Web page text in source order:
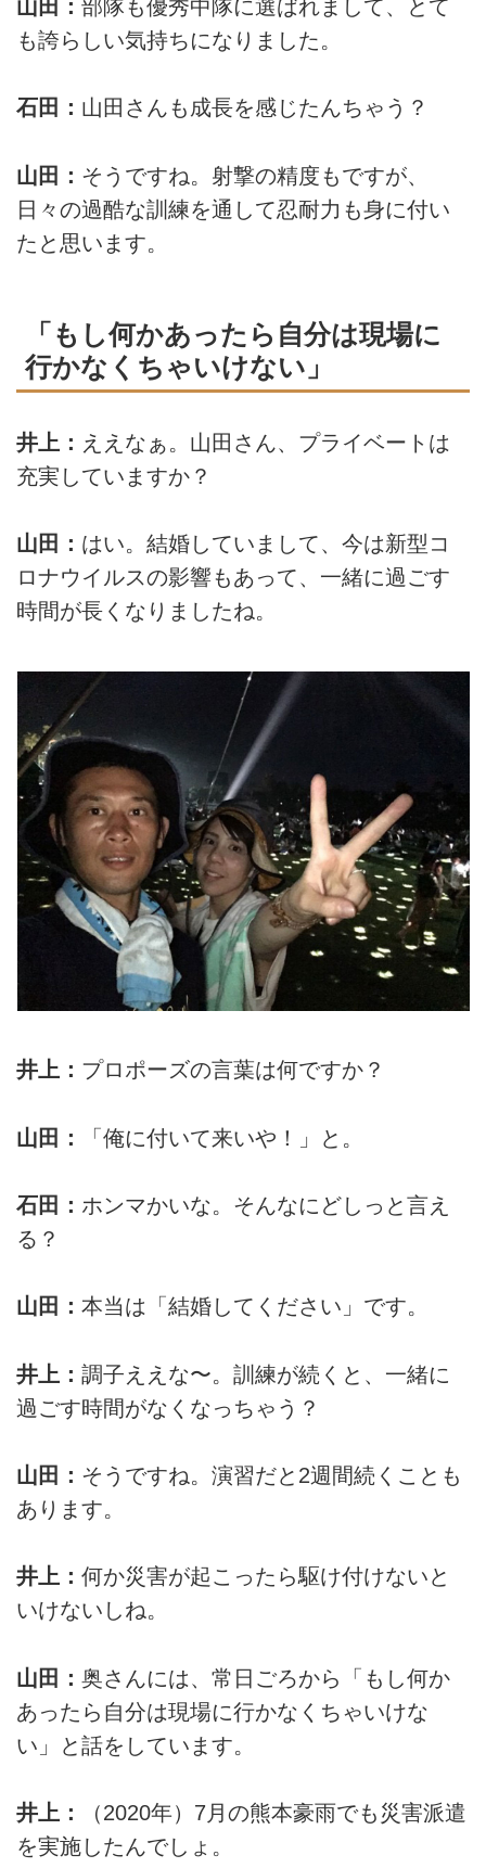
山田： 部隊も優秀中隊に選ばれまして、とて
も誇らしい気持ちになりました。
石田： 山田さんも成長を感じたんちゃう？
山田： そうですね。射撃の精度もですが、
日々の過酷な訓練を通して忍耐力も身に付い
たと思います。
「もし何かあったら自分は現場に
行かなくちゃいけない」
井上： ええなぁ。山田さん、プライベートは
充実していますか？
山田： はい。結婚していまして、今は新型コ
ロナウイルスの影響もあって、一緒に過ごす
時間が長くなりましたね。
井上： プロポーズの言葉は何ですか？
山田： 「俺に付いて来いや！」と。
石田： ホンマかいな。そんなにどしっと言え
る？
山田： 本当は「結婚してください」です。
井上： 調子ええな〜。訓練が続くと、一緒に
過ごす時間がなくなっちゃう？
山田： そうですね。演習だと2週間続くことも
あります。
井上： 何か災害が起こったら駆け付けないと
いけないしね。
山田： 奥さんには、常日ごろから「もし何か
あったら自分は現場に行かなくちゃいけな
い」と話をしています。
井上：
（2020年）7月の熊本豪雨でも災害派遣
を実施したんでしょ。